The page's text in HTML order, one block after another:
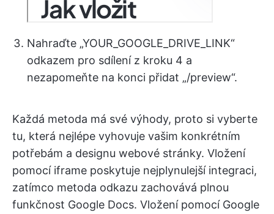
Nahraďte „YOUR_GOOGLE_DRIVE_LINK“
odkazem pro sdílení z kroku 4 a
nezapomeňte na konci přidat „/preview“.
Každá metoda má své výhody, proto si vyberte
tu, která nejlépe vyhovuje vašim konkrétním
potřebám a designu webové stránky. Vložení
pomocí iframe poskytuje nejplynulejší integraci,
zatímco metoda odkazu zachovává plnou
funkčnost Google Docs. Vložení pomocí Google